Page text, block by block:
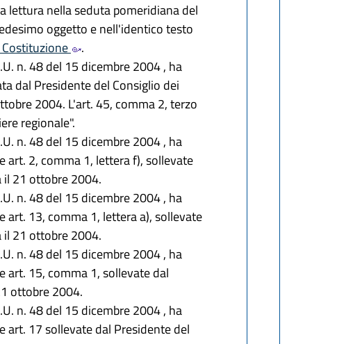
lettura nella seduta pomeridiana del
oggetto e nell'identico testo
.
n. 48 del 15 dicembre 2004 , ha
dal Presidente del Consiglio dei
2004. L'art. 45, comma 2, terzo
regionale".
n. 48 del 15 dicembre 2004 , ha
2, comma 1, lettera f), sollevate
il 21 ottobre 2004.
n. 48 del 15 dicembre 2004 , ha
13, comma 1, lettera a), sollevate
il 21 ottobre 2004.
n. 48 del 15 dicembre 2004 , ha
15, comma 1, sollevate dal
ottobre 2004.
n. 48 del 15 dicembre 2004 , ha
17 sollevate dal Presidente del